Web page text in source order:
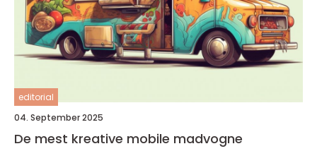
editorial
04. September 2025
De mest kreative mobile madvogne